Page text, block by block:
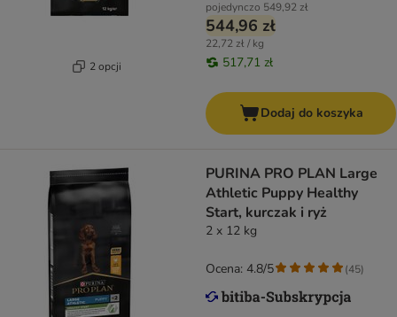
2 opcji
pojedynczo 549,92 zł
544,96 zł
22,72 zł / kg
517,71 zł
Dodaj do koszyka
PURINA PRO PLAN Large
Athletic Puppy Healthy
Start, kurczak i ryż
2 x 12 kg
Ocena: 4.8/5 (45)